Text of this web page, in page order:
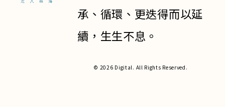
承、循環、更迭得而以延
續，生生不息。
© 2026 Digital. All Rights Reserved.